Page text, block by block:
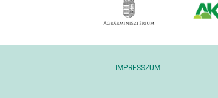
IMPRESSZUM